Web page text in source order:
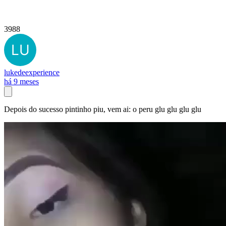
3988
lukedeexperience
há 9 meses
Depois do sucesso pintinho piu, vem ai: o peru glu glu glu glu